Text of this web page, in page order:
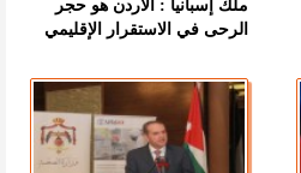
ملك إسبانيا : الأردن هو حجر
الرحى في الاستقرار الإقليمي